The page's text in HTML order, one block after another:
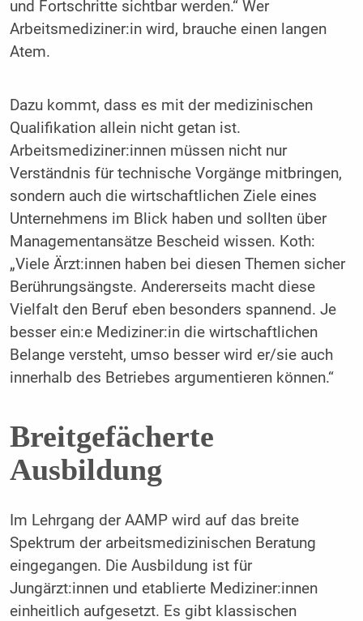
und Fortschritte sichtbar werden.“ Wer
Arbeitsmediziner:in wird, brauche einen langen
Atem.
Dazu kommt, dass es mit der medizinischen
Qualifikation allein nicht getan ist.
Arbeitsmediziner:innen müssen nicht nur
Verständnis für technische Vorgänge mitbringen,
sondern auch die wirtschaftlichen Ziele eines
Unternehmens im Blick haben und sollten über
Managementansätze Bescheid wissen. Koth:
„Viele Ärzt:innen haben bei diesen Themen sicher
Berührungsängste. Andererseits macht diese
Vielfalt den Beruf eben besonders spannend. Je
besser ein:e Mediziner:in die wirtschaftlichen
Belange versteht, umso besser wird er/sie auch
innerhalb des Betriebes argumentieren können.“
Breitgefächerte
Ausbildung
Im Lehrgang der AAMP wird auf das breite
Spektrum der arbeitsmedizinischen Beratung
eingegangen. Die Ausbildung ist für
Jungärzt:innen und etablierte Mediziner:innen
einheitlich aufgesetzt. Es gibt klassischen